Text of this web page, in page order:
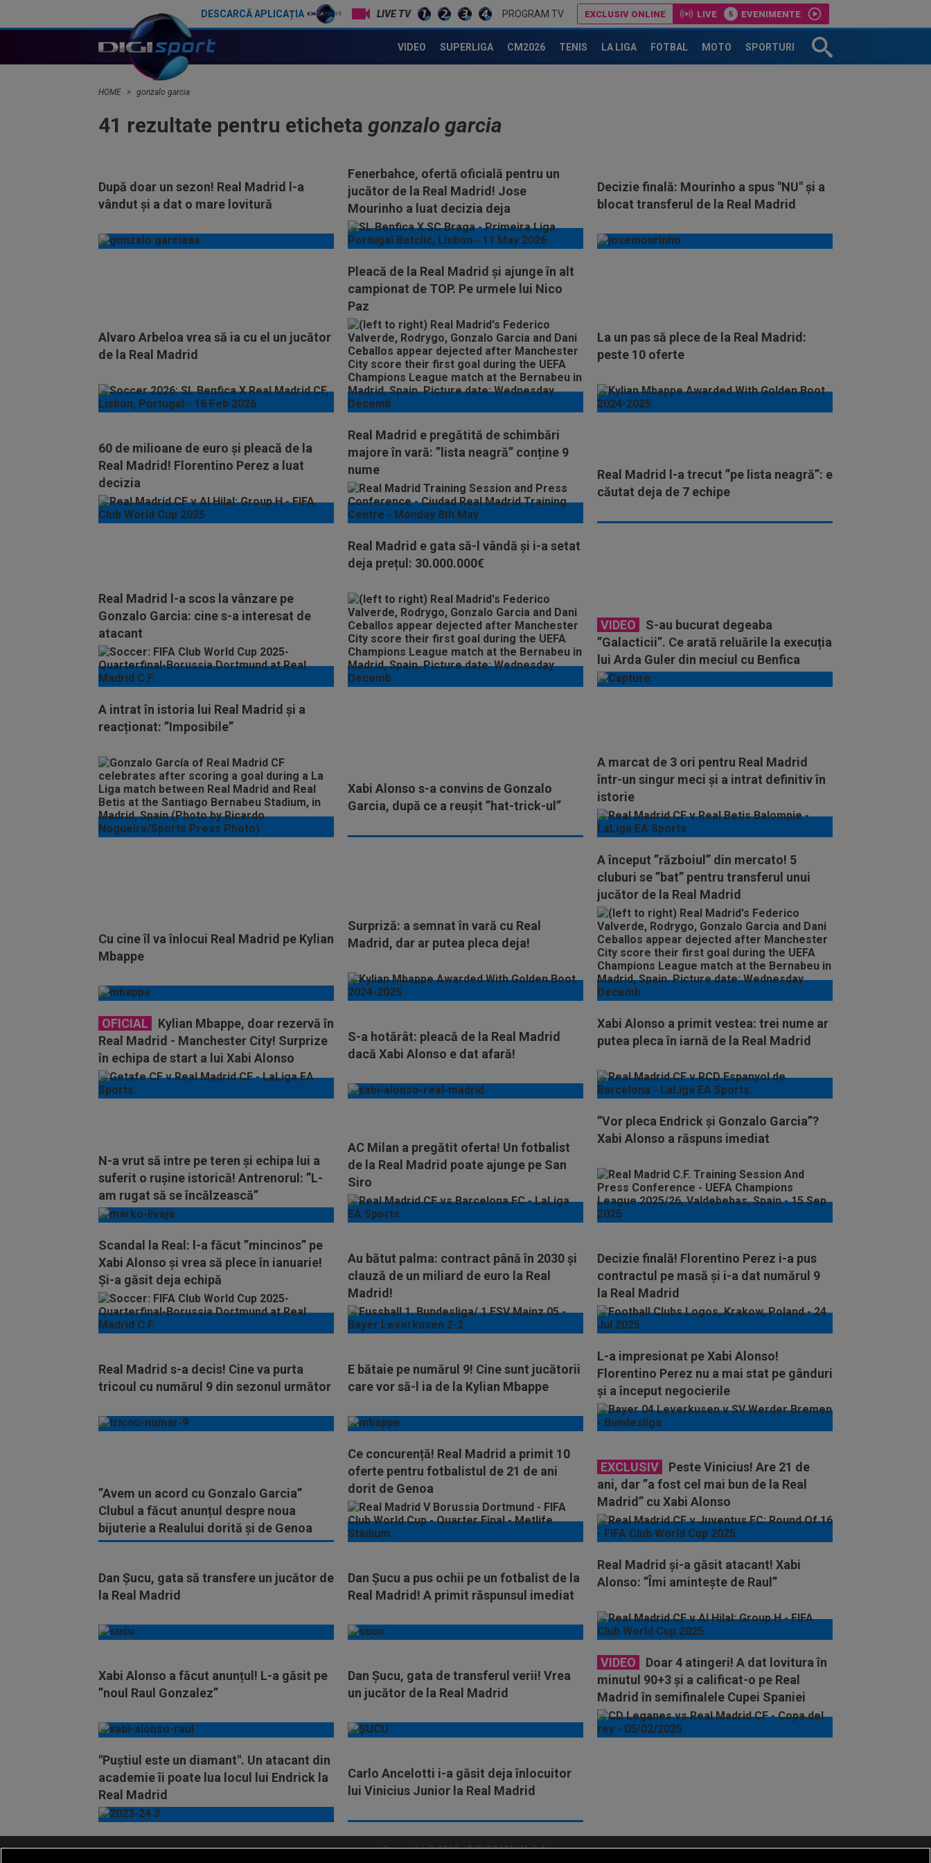
DESCARCĂ APLICAȚIA LIVE TV PROGRAM TV EXCLUSIV ONLINE LIVE EVENIMENTE
VIDEO SUPERLIGA CM2026 TENIS LA LIGA FOTBAL MOTO SPORTURI
HOME gonzalo garcia
41 rezultate pentru eticheta gonzalo garcia
După doar un sezon! Real Madrid l-a
vândut și a dat o mare lovitură
Fenerbahce, ofertă oficială pentru un
jucător de la Real Madrid! Jose
Mourinho a luat decizia deja
Decizie finală: Mourinho a spus "NU" și a
blocat transferul de la Real Madrid
Alvaro Arbeloa vrea să ia cu el un jucător
de la Real Madrid
Pleacă de la Real Madrid și ajunge în alt
campionat de TOP. Pe urmele lui Nico
Paz
La un pas să plece de la Real Madrid:
peste 10 oferte
60 de milioane de euro și pleacă de la
Real Madrid! Florentino Perez a luat
decizia
Real Madrid e pregătită de schimbări
majore în vară: ”lista neagră” conține 9
nume
Real Madrid l-a trecut ”pe lista neagră”: e
căutat deja de 7 echipe
Real Madrid l-a scos la vânzare pe
Gonzalo Garcia: cine s-a interesat de
atacant
Real Madrid e gata să-l vândă și i-a setat
deja prețul: 30.000.000€
VIDEO
S-au bucurat degeaba
”Galacticii”. Ce arată reluările la execuția
lui Arda Guler din meciul cu Benfica
A intrat în istoria lui Real Madrid și a
reacționat: ”Imposibile”
Xabi Alonso s-a convins de Gonzalo
Garcia, după ce a reușit ”hat-trick-ul”
A marcat de 3 ori pentru Real Madrid
într-un singur meci și a intrat definitiv în
istorie
Cu cine îl va înlocui Real Madrid pe Kylian
Mbappe
Surpriză: a semnat în vară cu Real
Madrid, dar ar putea pleca deja!
A început ”războiul” din mercato! 5
cluburi se ”bat” pentru transferul unui
jucător de la Real Madrid
OFICIAL
Kylian Mbappe, doar rezervă în
Real Madrid - Manchester City! Surprize
în echipa de start a lui Xabi Alonso
S-a hotărât: pleacă de la Real Madrid
dacă Xabi Alonso e dat afară!
Xabi Alonso a primit vestea: trei nume ar
putea pleca în iarnă de la Real Madrid
N-a vrut să intre pe teren și echipa lui a
suferit o rușine istorică! Antrenorul: ”L-
am rugat să se încălzească”
AC Milan a pregătit oferta! Un fotbalist
de la Real Madrid poate ajunge pe San
Siro
”Vor pleca Endrick și Gonzalo Garcia”?
Xabi Alonso a răspuns imediat
Scandal la Real: l-a făcut ”mincinos” pe
Xabi Alonso și vrea să plece în ianuarie!
Și-a găsit deja echipă
Au bătut palma: contract până în 2030 și
clauză de un miliard de euro la Real
Madrid!
Decizie finală! Florentino Perez i-a pus
contractul pe masă și i-a dat numărul 9
la Real Madrid
Real Madrid s-a decis! Cine va purta
tricoul cu numărul 9 din sezonul următor
E bătaie pe numărul 9! Cine sunt jucătorii
care vor să-l ia de la Kylian Mbappe
L-a impresionat pe Xabi Alonso!
Florentino Perez nu a mai stat pe gânduri
și a început negocierile
”Avem un acord cu Gonzalo Garcia”
Clubul a făcut anunțul despre noua
bijuterie a Realului dorită și de Genoa
Ce concurență! Real Madrid a primit 10
oferte pentru fotbalistul de 21 de ani
dorit de Genoa
EXCLUSIV
Peste Vinicius! Are 21 de
ani, dar ”a fost cel mai bun de la Real
Madrid” cu Xabi Alonso
Dan Șucu, gata să transfere un jucător de
la Real Madrid
Dan Șucu a pus ochii pe un fotbalist de la
Real Madrid! A primit răspunsul imediat
Real Madrid și-a găsit atacant! Xabi
Alonso: ”Îmi amintește de Raul”
Xabi Alonso a făcut anunțul! L-a găsit pe
”noul Raul Gonzalez”
Dan Șucu, gata de transferul verii! Vrea
un jucător de la Real Madrid
VIDEO
Doar 4 atingeri! A dat lovitura în
minutul 90+3 și a calificat-o pe Real
Madrid în semifinalele Cupei Spaniei
"Puștiul este un diamant". Un atacant din
academie îi poate lua locul lui Endrick la
Real Madrid
Carlo Ancelotti i-a găsit deja înlocuitor
lui Vinicius Junior la Real Madrid
Copyright © 2026 / DIGI ROMANIA S.A.